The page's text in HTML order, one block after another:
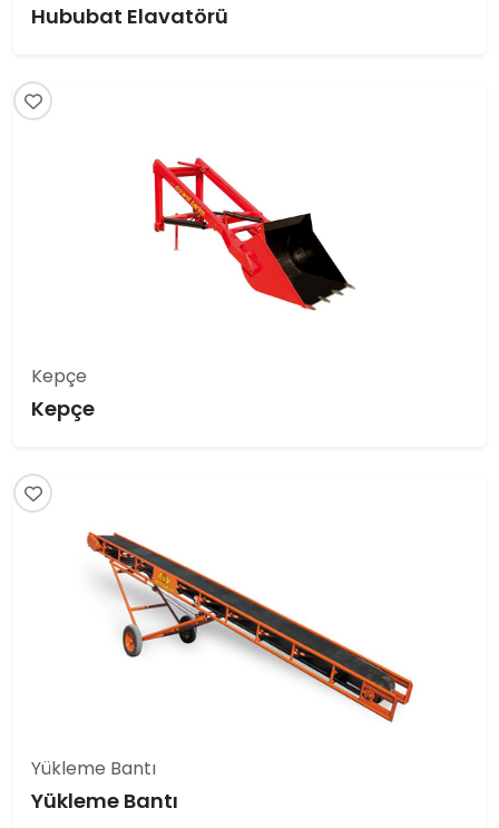
Hububat Elavatörü
Kepçe
Kepçe
Yükleme Bantı
Yükleme Bantı